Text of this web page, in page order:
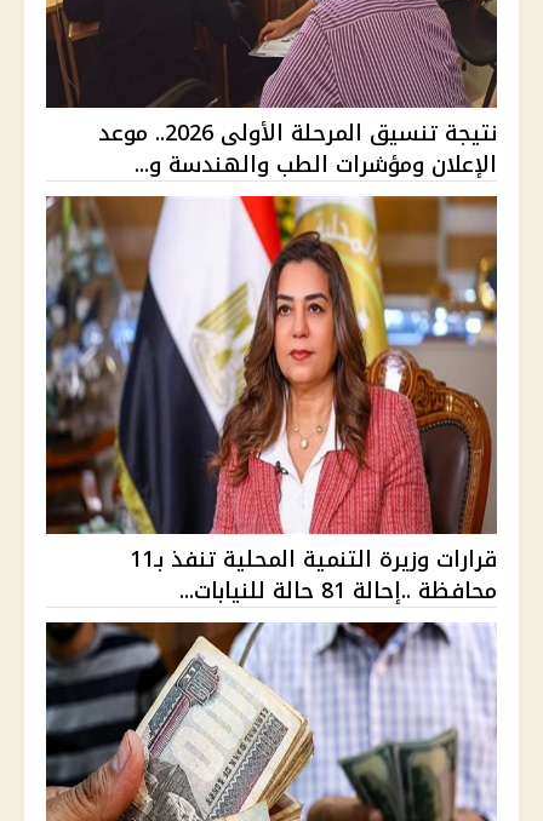
نتيجة تنسيق المرحلة الأولى 2026.. موعد
الإعلان ومؤشرات الطب والهندسة و...
قرارات وزيرة التنمية المحلية تنفذ بـ11
محافظة ..إحالة 81 حالة للنيابات...